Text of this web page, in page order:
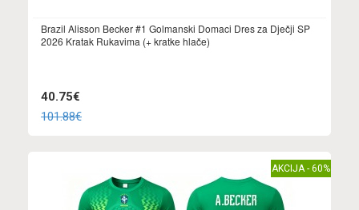
Brazil Alisson Becker #1 Golmanski Domaci Dres za Dječji SP
2026 Kratak Rukavima (+ kratke hlače)
40.75€
101.88€
AKCIJA - 60%